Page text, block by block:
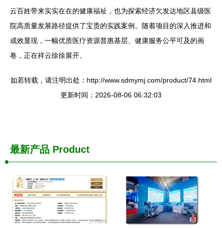
云百姓带来实实在在的健康福祉，也为探索经济欠发达地区县级医
院高质量发展路径提供了宝贵的实践案例。随着项目的深入推进和
成效显现，一幅优质医疗资源普惠基层、健康服务公平可及的画
卷，正在祥云徐徐展开。
如若转载，请注明出处：http://www.sdmymj.com/product/74.html
更新时间：2026-08-06 06:32:03
最新产品 Product